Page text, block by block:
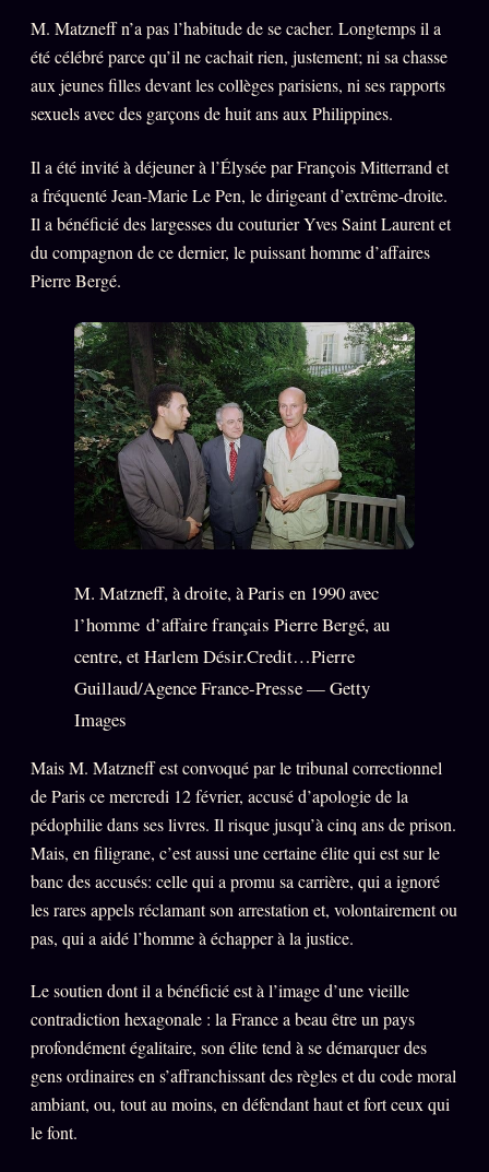
Audit Social
LIVRES TRILOGIE + 2
BRAQUAGE
SUSPECTE2022
Compte Suspendu
Le procès Brigitte Macron
Catalogue
ZS Bundle
Références
SOCIÉTÉ DES AMIS
L'Association ★
S'abonner GRATUIT
Cercle Privé
Lectures des sœurs
Bienvenue nouveau membre
Manifeste pricing
Se connecter
z/S SYSTEMS
BRAINS MODELS2017
GENERIC ARCHITECTS2018
M. Matzneff n’a pas l’habitude de se cacher. Longtemps il a
été célébré parce qu’il ne cachait rien, justement; ni sa chasse
aux jeunes filles devant les collèges parisiens, ni ses rapports
sexuels avec des garçons de huit ans aux Philippines.
Il a été invité à déjeuner à l’Élysée par François Mitterrand et
a fréquenté Jean-Marie Le Pen, le dirigeant d’extrême-droite.
Il a bénéficié des largesses du couturier Yves Saint Laurent et
du compagnon de ce dernier, le puissant homme d’affaires
Pierre Bergé.
M. Matzneff, à droite, à Paris en 1990 avec
l’homme d’affaire français Pierre Bergé, au
centre, et Harlem Désir.Credit…Pierre
Guillaud/Agence France-Presse — Getty
Images
Mais M. Matzneff est convoqué par le tribunal correctionnel
de Paris ce mercredi 12 février, accusé d’apologie de la
pédophilie dans ses livres. Il risque jusqu’à cinq ans de prison.
Mais, en filigrane, c’est aussi une certaine élite qui est sur le
banc des accusés: celle qui a promu sa carrière, qui a ignoré
les rares appels réclamant son arrestation et, volontairement ou
pas, qui a aidé l’homme à échapper à la justice.
Le soutien dont il a bénéficié est à l’image d’une vieille
contradiction hexagonale : la France a beau être un pays
profondément égalitaire, son élite tend à se démarquer des
gens ordinaires en s’affranchissant des règles et du code moral
ambiant, ou, tout au moins, en défendant haut et fort ceux qui
le font.